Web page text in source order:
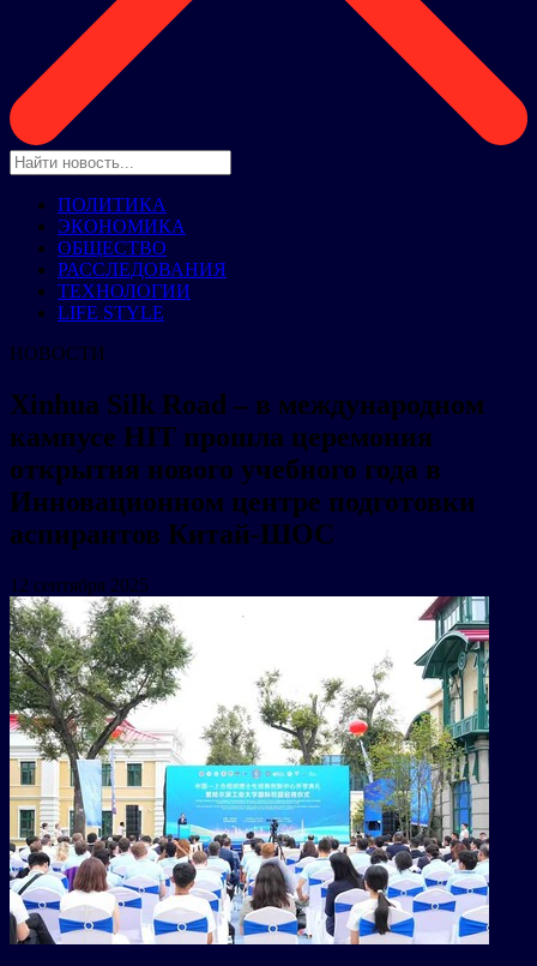
ПОЛИТИКА
ЭКОНОМИКА
ОБЩЕСТВО
РАССЛЕДОВАНИЯ
ТЕХНОЛОГИИ
LIFE STYLE
НОВОСТИ
Xinhua Silk Road – в международном
кампусе HIT прошла церемония
открытия нового учебного года в
Инновационном центре подготовки
аспирантов Китай-ШОС
12 сентября 2025